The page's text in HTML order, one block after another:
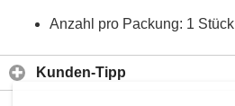
Anzahl pro Packung: 1 Stück
Kunden-Tipp